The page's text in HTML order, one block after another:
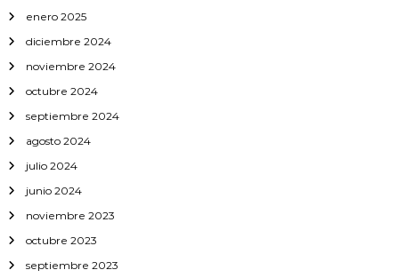
enero 2025
diciembre 2024
noviembre 2024
octubre 2024
septiembre 2024
agosto 2024
julio 2024
junio 2024
noviembre 2023
octubre 2023
septiembre 2023